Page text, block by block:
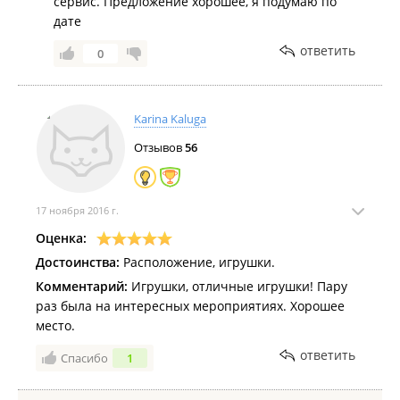
готовы предложить бесплатную аренду зала
(когда подчинят проектор, если он вам нужен) в
течение одного дня. С уважением,
администрация Gallery&More.
дате
0 ответить
Karina Kaluga
Отзывов56
17 ноября 2016 г.
Оценка:
Достоинства: Расположение, игрушки.
Комментарий: Игрушки, отличные игрушки! Пару
раз была на интересных мероприятиях. Хорошее
место.
Спасибо 1 ответить